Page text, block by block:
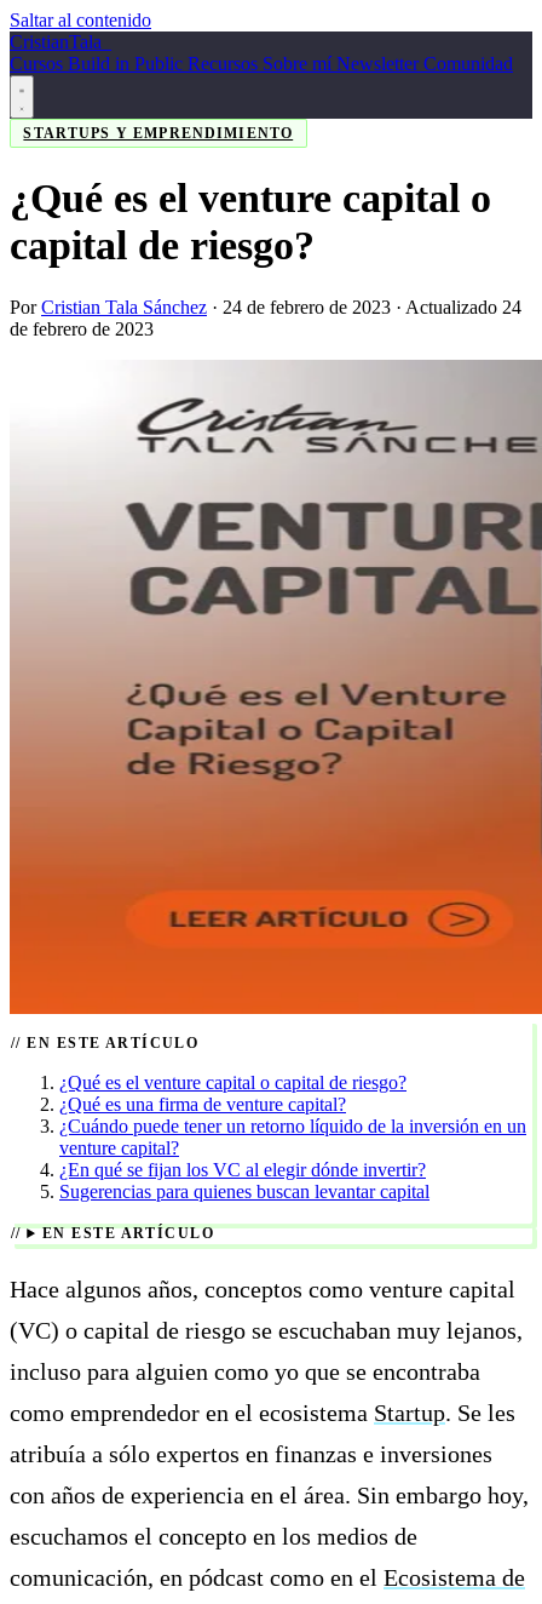
Saltar al contenido
CristianTala
Cursos Build in Public Recursos Sobre míNewsletterComunidad
STARTUPS Y EMPRENDIMIENTO
¿Qué es el venture capital o
capital de riesgo?
PorCristian Tala Sánchez · 24 de febrero de 2023 · Actualizado 24
de febrero de 2023
EN ESTE ARTÍCULO
¿Qué es el venture capital o capital de riesgo?
¿Qué es una firma de venture capital?
¿Cuándo puede tener un retorno líquido de la inversión en un
venture capital?
¿En qué se fijan los VC al elegir dónde invertir?
Sugerencias para quienes buscan levantar capital
EN ESTE ARTÍCULO
Hace algunos años, conceptos como venture capital
(VC) o capital de riesgo se escuchaban muy lejanos,
incluso para alguien como yo que se encontraba
como emprendedor en el ecosistema Startup. Se les
atribuía a sólo expertos en finanzas e inversiones
con años de experiencia en el área. Sin embargo hoy,
escuchamos el concepto en los medios de
comunicación, en pódcast como en el Ecosistema de